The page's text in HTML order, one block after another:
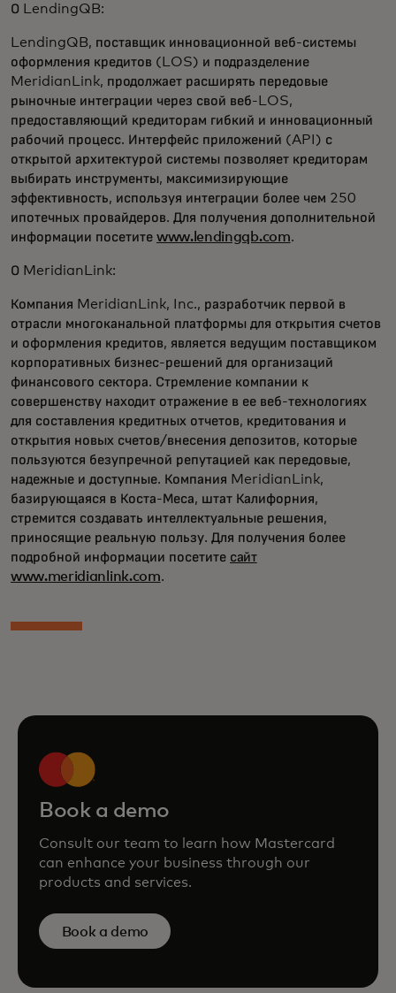
О LendingQB:
LendingQB, поставщик инновационной веб-системы
оформления кредитов (LOS) и подразделение
MeridianLink, продолжает расширять передовые
рыночные интеграции через свой веб-LOS,
предоставляющий кредиторам гибкий и инновационный
рабочий процесс. Интерфейс приложений (API) с
открытой архитектурой системы позволяет кредиторам
выбирать инструменты, максимизирующие
эффективность, используя интеграции более чем 250
ипотечных провайдеров. Для получения дополнительной
информации посетите www.lendingqb.com.
О MeridianLink:
Компания MeridianLink, Inc., разработчик первой в
отрасли многоканальной платформы для открытия счетов
и оформления кредитов, является ведущим поставщиком
корпоративных бизнес-решений для организаций
финансового сектора. Стремление компании к
совершенству находит отражение в ее веб-технологиях
для составления кредитных отчетов, кредитования и
открытия новых счетов/внесения депозитов, которые
пользуются безупречной репутацией как передовые,
надежные и доступные. Компания MeridianLink,
базирующаяся в Коста-Меса, штат Калифорния,
стремится создавать интеллектуальные решения,
приносящие реальную пользу. Для получения более
подробной информации посетите сайт
www.meridianlink.com.
Book a demo
Consult our team to learn how Mastercard
can enhance your business through our
products and services.
Book a demo